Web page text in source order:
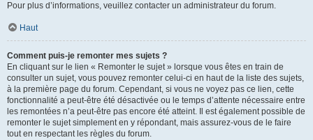
Pour plus d’informations, veuillez contacter un administrateur du forum.
Haut
Comment puis-je remonter mes sujets ?
En cliquant sur le lien « Remonter le sujet » lorsque vous êtes en train de
consulter un sujet, vous pouvez remonter celui-ci en haut de la liste des sujets,
à la première page du forum. Cependant, si vous ne voyez pas ce lien, cette
fonctionnalité a peut-être été désactivée ou le temps d’attente nécessaire entre
les remontées n’a peut-être pas encore été atteint. Il est également possible de
remonter le sujet simplement en y répondant, mais assurez-vous de le faire
tout en respectant les règles du forum.